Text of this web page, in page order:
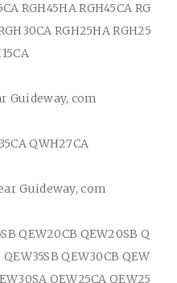
RGH45HA RGH45CA RG
RGH25HA RGH25
Guideway, com
QWH27CA
Guideway, com
QEW20CB QEW20SB Q
QEW35SB QEW30CB QEW
QEW25CA QEW25